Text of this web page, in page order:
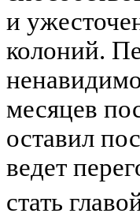
и
колоний.
месяцев
оставил
ведет
стать